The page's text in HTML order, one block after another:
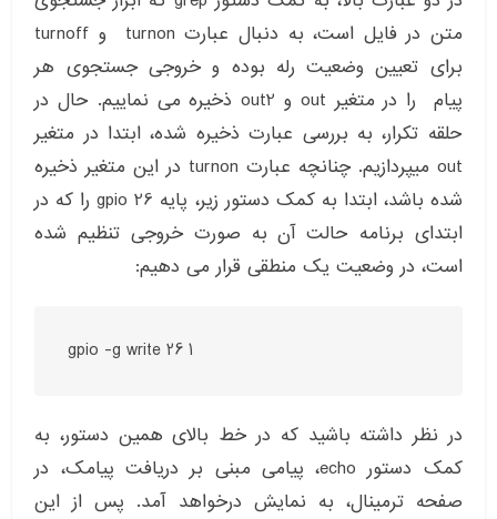
متن در فایل است، به دنبال عبارت turnon و turnoff
برای تعیین وضعیت رله بوده و خروجی جستجوی هر
پیام را در متغیر out و out2 ذخیره می نماییم. حال در
حلقه تکرار، به بررسی عبارت ذخیره شده، ابتدا در متغیر
out میپردازیم. چنانچه عبارت turnon در این متغیر ذخیره
شده باشد، ابتدا به کمک دستور زیر، پایه gpio 26 را که در
ابتدای برنامه حالت آن به صورت خروجی تنظیم شده
است، در وضعیت یک منطقی قرار می دهیم:
gpio -g write 26 1
در نظر داشته باشید که در خط بالای همین دستور، به
کمک دستور echo، پیامی مبنی بر دریافت پیامک، در
صفحه ترمینال، به نمایش درخواهد آمد. پس از این